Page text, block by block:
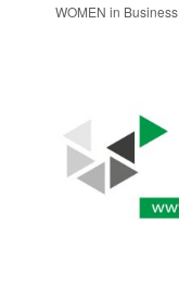
WOMEN in Business